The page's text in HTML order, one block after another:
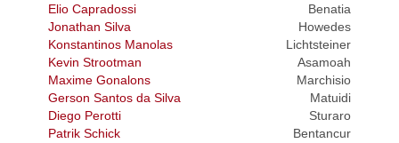
Elio Capradossi
Jonathan Silva
Konstantinos Manolas
Kevin Strootman
Maxime Gonalons
Gerson Santos da Silva
Diego Perotti
Patrik Schick
Benatia
Howedes
Lichtsteiner
Asamoah
Marchisio
Matuidi
Sturaro
Bentancur